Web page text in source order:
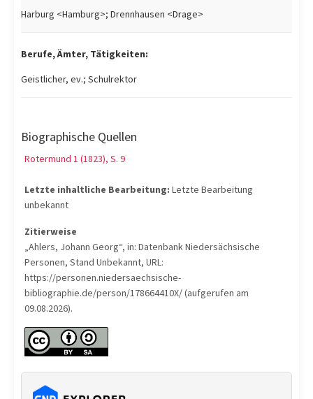
Harburg <Hamburg>; Drennhausen <Drage>
Berufe, Ämter, Tätigkeiten:
Geistlicher, ev.; Schulrektor
Biographische Quellen
Rotermund 1 (1823), S. 9
Letzte inhaltliche Bearbeitung: Letzte Bearbeitung
unbekannt
Zitierweise
„Ahlers, Johann Georg“, in: Datenbank Niedersächsische
Personen, Stand Unbekannt, URL:
https://personen.niedersaechsische-
bibliographie.de/person/178664410X/ (aufgerufen am
09.08.2026).